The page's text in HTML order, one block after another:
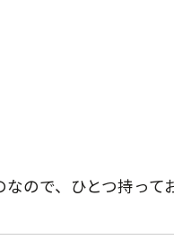
ので、ひとつ持って